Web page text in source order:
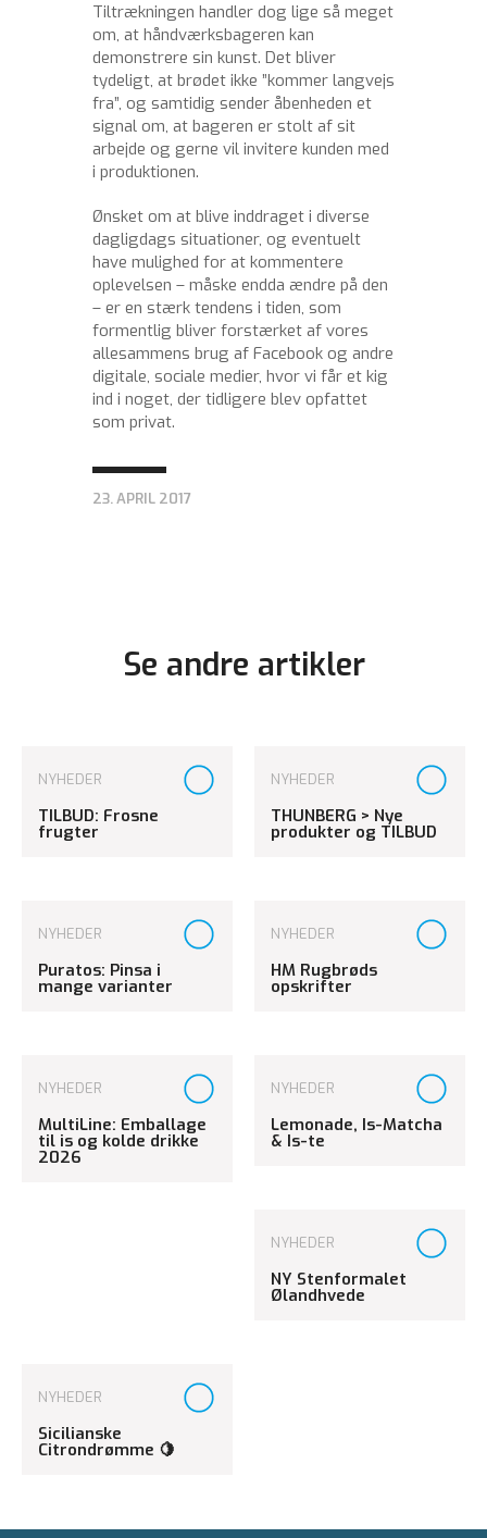
Tiltrækningen handler dog lige så meget
om, at håndværksbageren kan
demonstrere sin kunst. Det bliver
tydeligt, at brødet ikke ”kommer langvejs
fra”, og samtidig sender åbenheden et
signal om, at bageren er stolt af sit
arbejde og gerne vil invitere kunden med
i produktionen.
Ønsket om at blive inddraget i diverse
dagligdags situationer, og eventuelt
have mulighed for at kommentere
oplevelsen – måske endda ændre på den
– er en stærk tendens i tiden, som
formentlig bliver forstærket af vores
allesammens brug af Facebook og andre
digitale, sociale medier, hvor vi får et kig
ind i noget, der tidligere blev opfattet
som privat.
23. APRIL 2017
Se andre artikler
NYHEDER
TILBUD: Frosne
frugter
NYHEDER
THUNBERG > Nye
produkter og TILBUD
NYHEDER
Puratos: Pinsa i
mange varianter
NYHEDER
HM Rugbrøds
opskrifter
NYHEDER
MultiLine: Emballage
til is og kolde drikke
2026
NYHEDER
Lemonade, Is-Matcha
& Is-te
NYHEDER
NY Stenformalet
Ølandhvede
NYHEDER
Sicilianske
Citrondrømme 🍋